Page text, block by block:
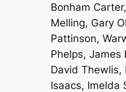
Bonham
Melling, Gary
Pattinson,
Phelps, James
David Thewlis,
Isaacs, Imelda